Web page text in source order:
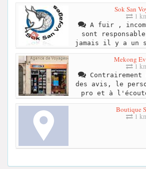
Sok San
1
A fuir ,
sont
jamais il y a un
Mekong
1
des avis, le
pro et à
Boutique
1